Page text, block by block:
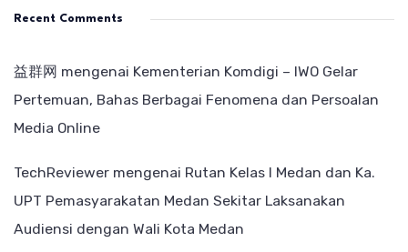
Recent Comments
益群网 mengenai Kementerian Komdigi – IWO Gelar
Pertemuan, Bahas Berbagai Fenomena dan Persoalan
Media Online
TechReviewer mengenai Rutan Kelas I Medan dan Ka.
UPT Pemasyarakatan Medan Sekitar Laksanakan
Audiensi dengan Wali Kota Medan